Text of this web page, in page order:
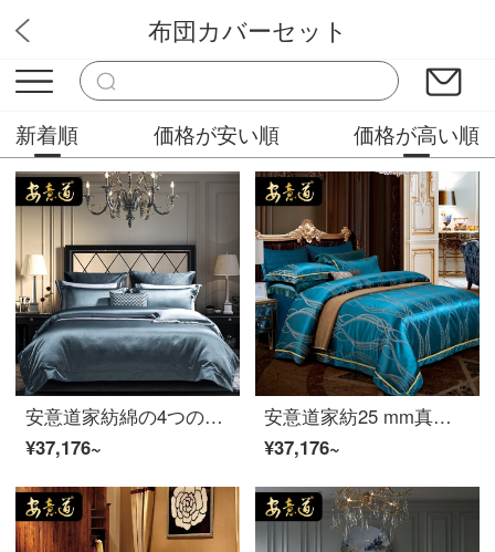
グリッドマッカー
布団カバーセット
新着順 価格が安い順 価格が高い順
安意道家紡綿の4つのセットの純綿の全綿の寝具セットは軽奢なハイエンドの新しい中国式の色織のジャカードシーツの布団カバー布団に水情灰を郵送します。4つのセットは1.8メートルのベッドです。
¥37,176~
安意道家紡25 mm真糸の4点セットのベッド用品は豪華で高級な別荘の真糸の長い綿毛のシーツ布団の布団セットのベッド用品の見本板の間にソフトで盛夏の光年-25 mmの4点セットの1.5メートルのベッド(200*230の芯に適しています)
¥37,176~